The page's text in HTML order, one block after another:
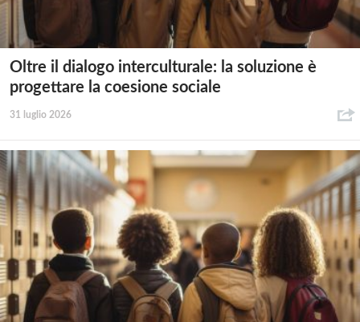
Oltre il dialogo interculturale: la soluzione è
progettare la coesione sociale
31 luglio 2026